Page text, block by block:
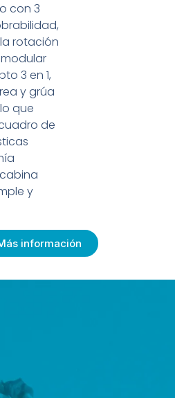
con 3
rotación
3 en 1,
y grúa
que
de
y
información